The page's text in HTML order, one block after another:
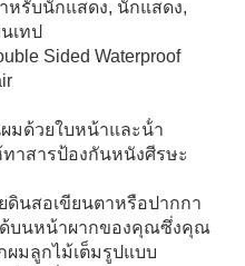
หรับนักแสดง, นักแสดง,
เทป
มด้วยใบหน้าและน้ํา
าสารป้องกันหนังศีรษะ
ดินสอเขียนตาหรือปากกา
ด้บนหน้าผากของคุณซึ่งคุณ
ผมลูกไม้เต็มรูปแบบ